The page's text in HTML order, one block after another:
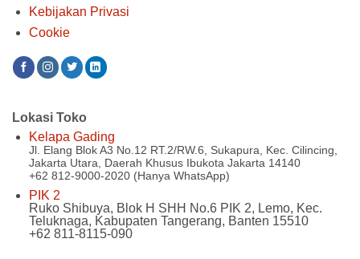
Kebijakan Privasi
Cookie
Lokasi Toko
Kelapa Gading
Jl. Elang Blok A3 No.12 RT.2/RW.6, Sukapura, Kec. Cilincing,
Jakarta Utara, Daerah Khusus Ibukota Jakarta 14140
+62 812-9000-2020 (Hanya WhatsApp)
PIK 2
Ruko Shibuya, Blok H SHH No.6 PIK 2, Lemo, Kec.
Teluknaga, Kabupaten Tangerang, Banten 15510
+62 811-8115-090